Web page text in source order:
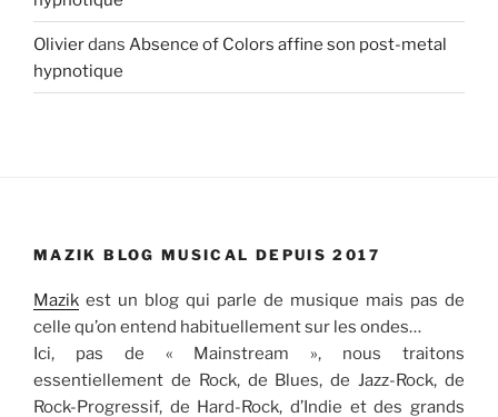
Olivierdans Absence of Colors affine son post-metal
hypnotique
MAZIK BLOG MUSICAL DEPUIS 2017
Mazik est un blog qui parle de musique mais pas de
celle qu’on entend habituellement sur les ondes…
Ici, pas de « Mainstream », nous traitons
essentiellement de Rock, de Blues, de Jazz-Rock, de
Rock-Progressif, de Hard-Rock, d’Indie et des grands